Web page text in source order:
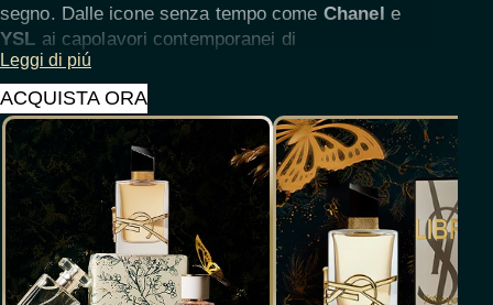
segno. Dalle icone senza tempo come Chanel e
YSL ai capolavori contemporanei di
Jean Paul Gaultier
fragranza è un dono memorabile. Questo Natale,
regala più di un profumo: dona un’esperienza di
lusso che dura ben oltre le feste.
Leggi di piú
ACQUISTA ORA